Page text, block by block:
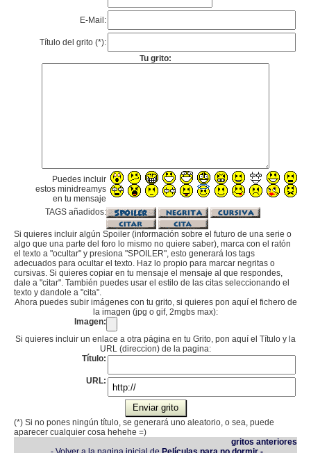
E-Mail:
Título del grito (*):
Tu grito:
Puedes incluir
estos minidreamys
en tu mensaje
TAGS añadidos:
Si quieres incluir algún Spoiler (información sobre el futuro de una serie o
algo que una parte del foro lo mismo no quiere saber), marca con el ratón
el texto a "ocultar" y presiona "SPOILER", esto generará los tags
adecuados para ocultar el texto. Haz lo propio para marcar negritas o
cursivas. Si quieres copiar en tu mensaje el mensaje al que respondes,
dale a "citar". También puedes usar el estilo de las citas seleccionando el
texto y dandole a "cita".
Ahora puedes subir imágenes con tu grito, si quieres pon aquí el fichero de
la imagen (jpg o gif, 2mgbs max):
Imagen:
Si quieres incluir un enlace a otra página en tu Grito, pon aquí el Título y la
URL (direccion) de la pagina:
Título:
URL:
(*) Si no pones ningún título, se generará uno aleatorio, o sea, puede
aparecer cualquier cosa hehehe =)
gritos anteriores